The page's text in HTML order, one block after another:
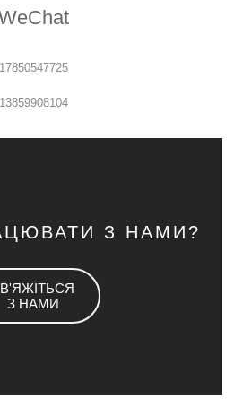
17850547725
13859908104
З НАМИ?
З НАМИ